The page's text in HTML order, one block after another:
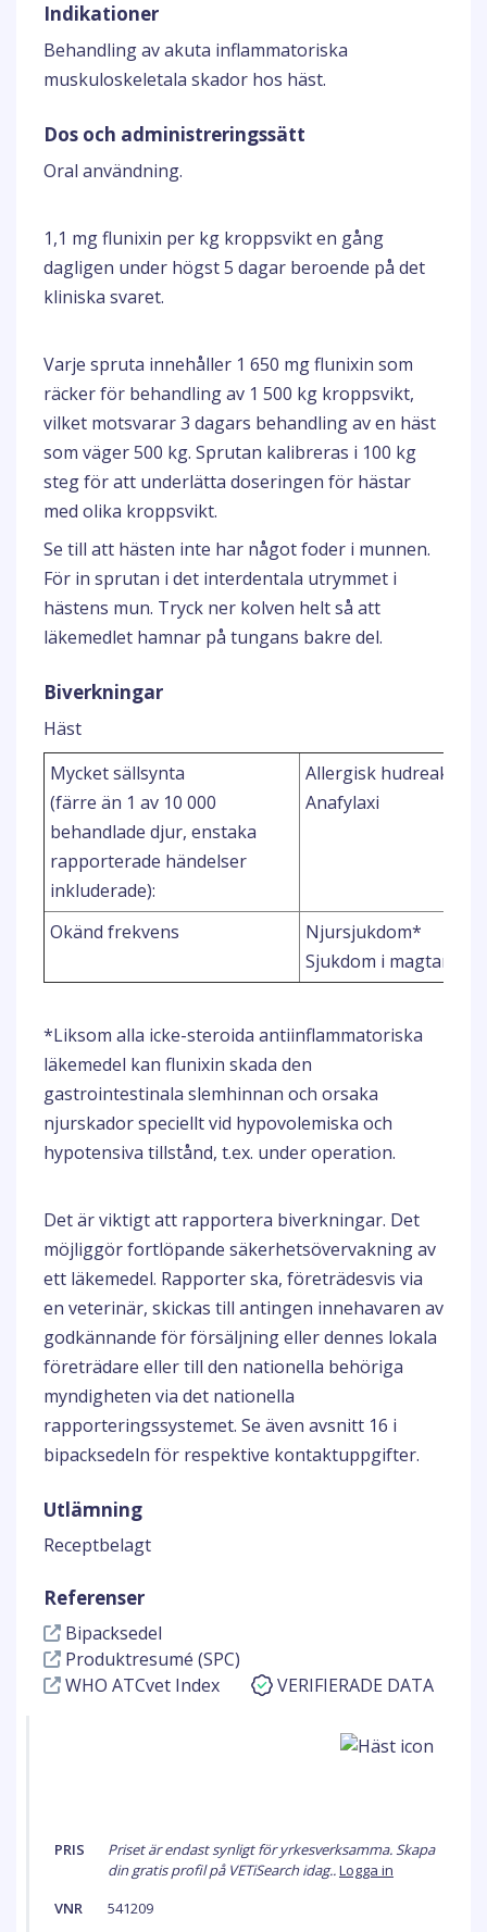
Indikationer
Behandling av akuta inflammatoriska
muskuloskeletala skador hos häst.
Dos och administreringssätt
Oral användning.
1,1 mg flunixin per kg kroppsvikt en gång
dagligen under högst 5 dagar beroende på det
kliniska svaret.
Varje spruta innehåller 1 650 mg flunixin som
räcker för behandling av 1 500 kg kroppsvikt,
vilket motsvarar 3 dagars behandling av en häst
som väger 500 kg. Sprutan kalibreras i 100 kg
steg för att underlätta doseringen för hästar
med olika kroppsvikt.
Se till att hästen inte har något foder i munnen.
För in sprutan i det interdentala utrymmet i
hästens mun. Tryck ner kolven helt så att
läkemedlet hamnar på tungans bakre del.
Biverkningar
Häst
Mycket sällsynta
(färre än 1 av 10 000
behandlade djur, enstaka
rapporterade händelser
inkluderade):
Allergisk hudreaktion
Anafylaxi
Okänd frekvens
Njursjukdom*
Sjukdom i
*Liksom alla icke-steroida antiinflammatoriska
läkemedel kan flunixin skada den
gastrointestinala slemhinnan och orsaka
njurskador speciellt vid hypovolemiska och
hypotensiva tillstånd, t.ex. under operation.
Det är viktigt att rapportera biverkningar. Det
möjliggör fortlöpande säkerhetsövervakning av
ett läkemedel. Rapporter ska, företrädesvis via
en veterinär, skickas till antingen innehavaren av
godkännande för försäljning eller dennes lokala
företrädare eller till den nationella behöriga
myndigheten via det nationella
rapporteringssystemet. Se även avsnitt 16 i
bipacksedeln för respektive kontaktuppgifter.
Utlämning
Receptbelagt
Referenser
Bipacksedel
Produktresumé (SPC)
WHO ATCvet Index
VERIFIERADE DATA
PRIS
Priset är endast synligt för yrkesverksamma. Skapa
din gratis profil på VETiSearch idag..Logga in
VNR
541209